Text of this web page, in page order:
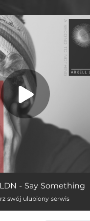
set!
03:32
- Say Something
swój ulubiony serwis